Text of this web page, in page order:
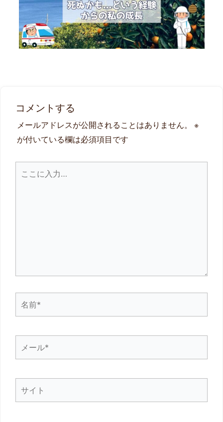
コメントする
メールアドレスが公開されることはありません。
※
が付いている欄は必須項目です
前
ー
イ